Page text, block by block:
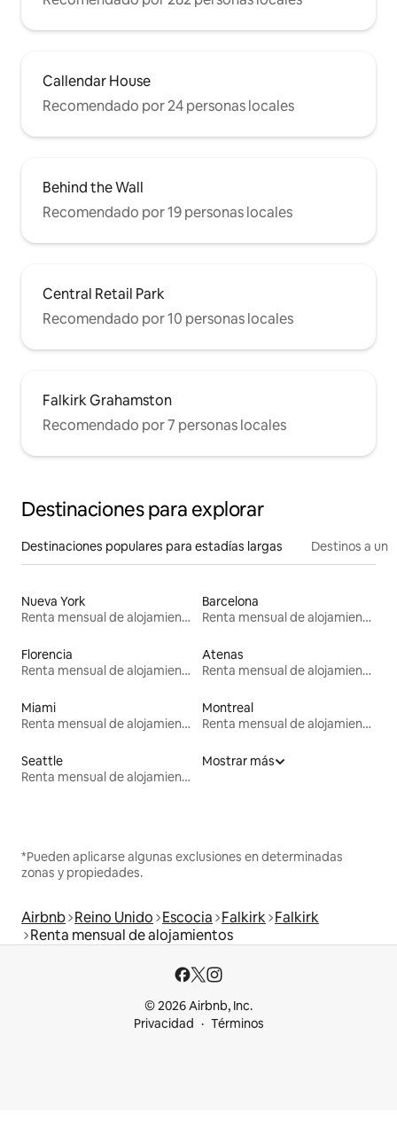
Callendar House
Recomendado por 24 personas locales
Behind the Wall
Recomendado por 19 personas locales
Central Retail Park
Recomendado por 10 personas locales
Falkirk Grahamston
Recomendado por 7 personas locales
Destinaciones para explorar
Destinaciones populares para estadías largas Destinos a un
Nueva York
Renta mensual de alojamientos
Barcelona
Renta mensual de alojamientos
Florencia
Renta mensual de alojamientos
Atenas
Renta mensual de alojamientos
Miami
Renta mensual de alojamientos
Montreal
Renta mensual de alojamientos
Seattle
Renta mensual de alojamientos
Mostrar más
*Pueden aplicarse algunas exclusiones en determinadas
zonas y propiedades.
Airbnb Reino Unido Escocia Falkirk Falkirk
Renta mensual de alojamientos
© 2026 Airbnb, Inc.
Privacidad
Términos